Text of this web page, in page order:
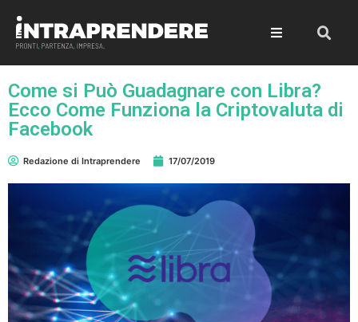
Come si Può Guadagnare con Libra?
Ecco Come Funziona la Criptovaluta di
Facebook
Redazione di Intraprendere 17/07/2019